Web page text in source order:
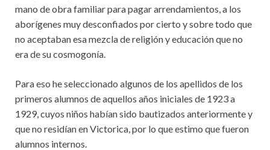
mano de obra familiar para pagar arrendamientos, a los
aborígenes muy desconfiados por cierto y sobre todo que
no aceptaban esa mezcla de religión y educación que no
era de su cosmogonía.
Para eso he seleccionado algunos de los apellidos de los
primeros alumnos de aquellos años iniciales de 1923 a
1929, cuyos niños habían sido bautizados anteriormente y
que no residían en Victorica, por lo que estimo que fueron
alumnos internos.